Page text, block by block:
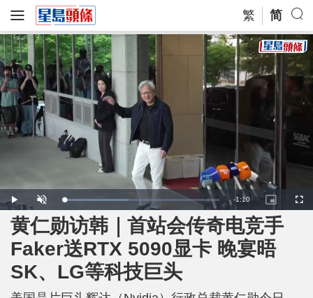
繁 简
P
l
a
y
U
n
u
t
L
o
a
d
e
d
:
4
1
.
8
6
R
e
m
-1:10
P
i
c
t
r
e
-
i
c
F
u
黄仁勋访韩｜首站会传奇电竞手
Faker送RTX 5090显卡 晚宴晤
SK、LG等科技巨头